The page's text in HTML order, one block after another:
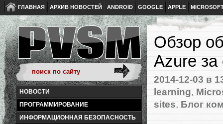
ГЛАВНАЯ АРХИВ НОВОСТЕЙ ANDROID GOOGLE APPLE
НОВОСТИ
ПРОГРАММИРОВАНИЕ
ИНФОРМАЦИОННАЯ БЕЗОПАСНОСТЬ
Обзор
Azure за
2014-12-03 в
learning,
sites, Блог